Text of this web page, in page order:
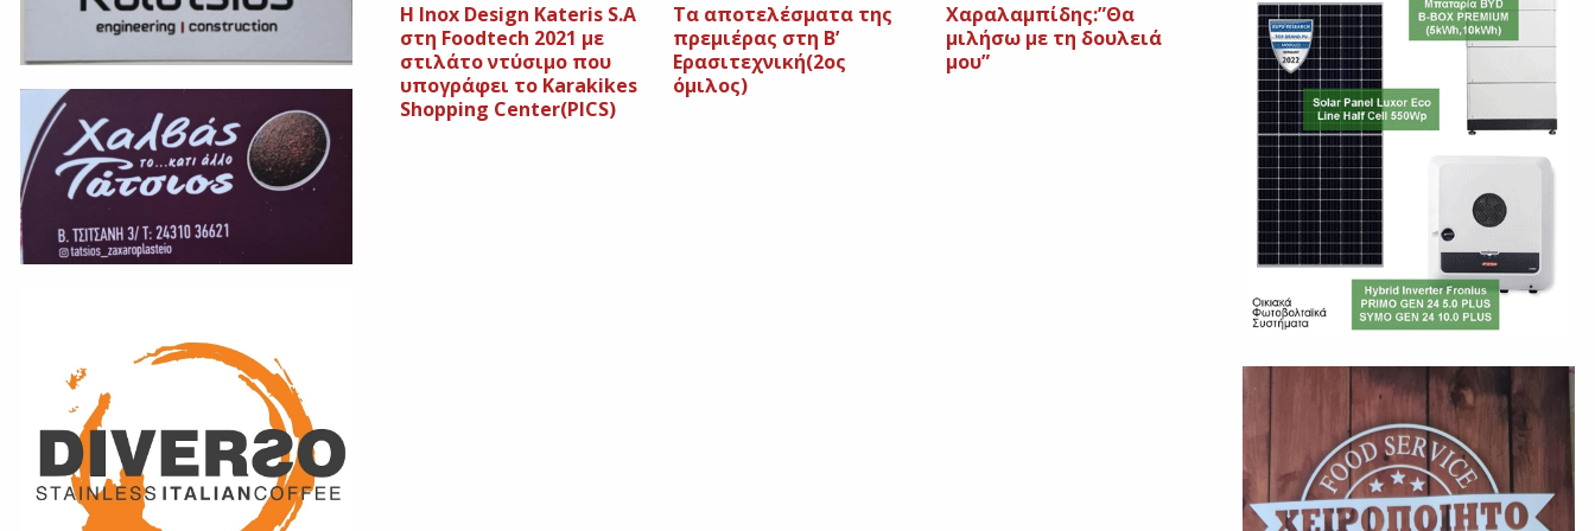
Η Ιnox Design Kateris S.A
στη Foodtech 2021 με
στιλάτο ντύσιμο που
υπογράφει το Karakikes
Shopping Center(PICS)
Τα αποτελέσματα της
πρεμιέρας στη Β’
Ερασιτεχνική(2ος
όμιλος)
Χαραλαμπίδης:”Θα
μιλήσω με τη δουλειά
μου”